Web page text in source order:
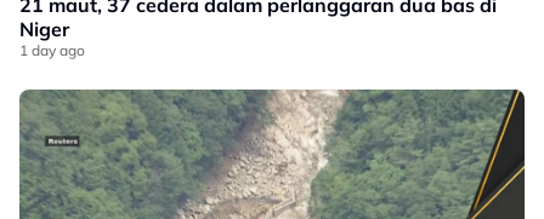
21 maut, 37 cedera dalam perlanggaran dua bas di
Niger
1 day ago